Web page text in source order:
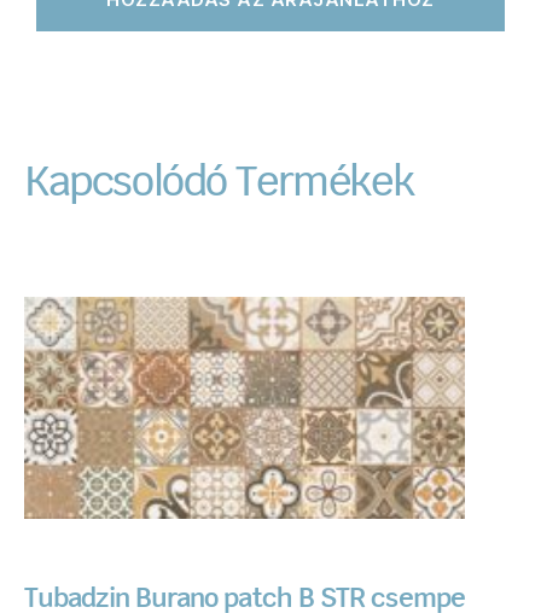
Kapcsolódó Termékek
Tubadzin Burano patch B STR csempe